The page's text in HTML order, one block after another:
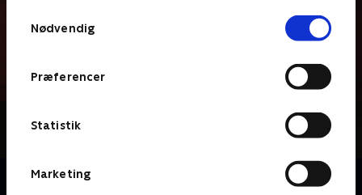
Nødvendig
Præferencer
Statistik
Marketing
Om Backyardigans